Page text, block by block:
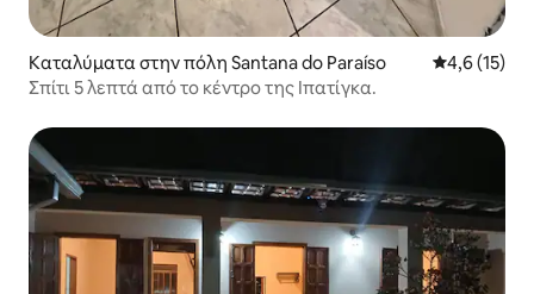
Καταλύματα στην πόλη Santana do Paraíso Μέση
4,6 (15)
Σπίτι 5 λεπτά από το κέντρο της Ιπατίγκα.